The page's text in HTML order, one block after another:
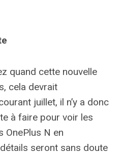
quand cette nouvelle
cela devrait
juillet, il n’y a donc
à faire pour voir les
OnePlus N en
seront sans doute